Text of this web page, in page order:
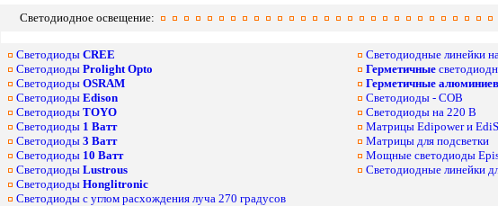
Светодиодное освещение:
Светодиоды CREE
Светодиоды Prolight Opto
Светодиоды OSRAM
Светодиоды Edison
Светодиоды TOYO
Светодиоды 1 Ватт
Светодиоды 3 Ватт
Светодиоды 10 Ватт
Светодиоды Lustrous
Светодиоды Honglitronic
Светодиоды с углом расхождения луча 270 градусов
Светодиодные линейки
Герметичные
Герметичные
Светодиоды - COB
Светодиоды на 220 В
Матрицы Edipower и
Матрицы для подсветки
Мощные светодиоды
Светодиодные линейки